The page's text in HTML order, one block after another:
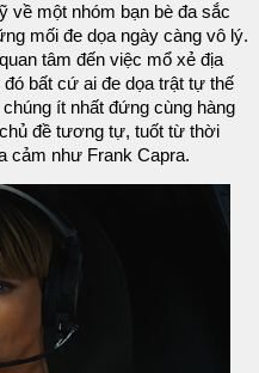
về một nhóm bạn bè đa sắc
mối đe dọa ngày càng vô lý.
tâm đến việc mổ xẻ địa
bất cứ ai đe dọa trật tự thế
ít nhất đứng cùng hàng
đề tương tự, tuốt từ thời
cảm như Frank Capra.